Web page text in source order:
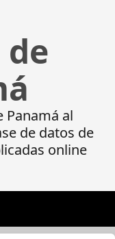
de
Panamá al
de datos de
online